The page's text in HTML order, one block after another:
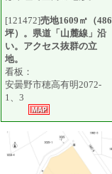
[121472]売地1609㎡（486
坪）。県道「山麓線」沿
い。アクセス抜群の立
地。
看板：
安曇野市穂高有明2072-
1、3